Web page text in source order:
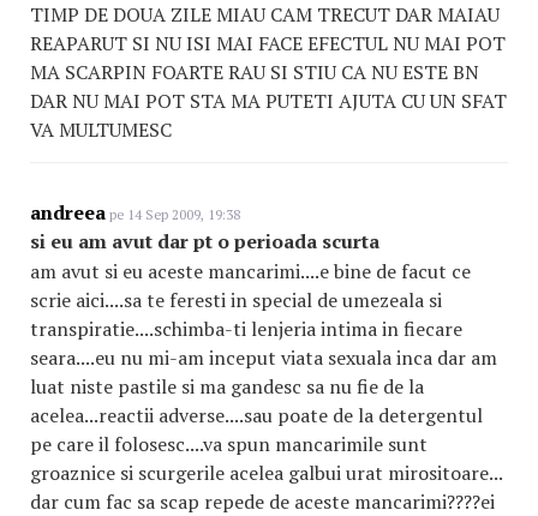
TIMP DE DOUA ZILE MIAU CAM TRECUT DAR MAIAU
REAPARUT SI NU ISI MAI FACE EFECTUL NU MAI POT
MA SCARPIN FOARTE RAU SI STIU CA NU ESTE BN
DAR NU MAI POT STA MA PUTETI AJUTA CU UN SFAT
VA MULTUMESC
andreea pe 14 Sep 2009, 19:38
si eu am avut dar pt o perioada scurta
am avut si eu aceste mancarimi....e bine de facut ce
scrie aici....sa te feresti in special de umezeala si
transpiratie....schimba-ti lenjeria intima in fiecare
seara....eu nu mi-am inceput viata sexuala inca dar am
luat niste pastile si ma gandesc sa nu fie de la
acelea...reactii adverse....sau poate de la detergentul
pe care il folosesc....va spun mancarimile sunt
groaznice si scurgerile acelea galbui urat mirositoare...
dar cum fac sa scap repede de aceste mancarimi????ei